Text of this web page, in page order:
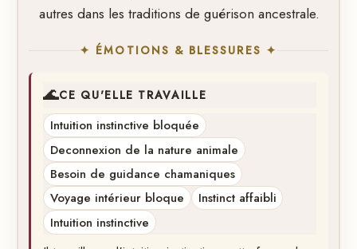
autres dans les traditions de guérison ancestrale.
✦ ÉMOTIONS & BLESSURES ✦
🌊CE QU'ELLE TRAVAILLE
Intuition instinctive bloquée
Deconnexion de la nature animale
Besoin de guidance chamaniques
Voyage intérieur bloque
Instinct affaibli
Intuition instinctive